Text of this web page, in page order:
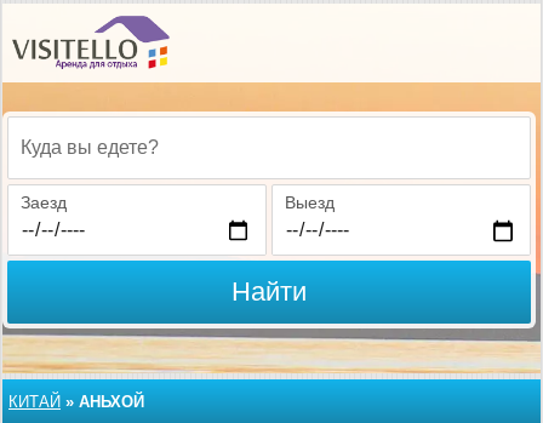
Куда вы едете?
Заезд Выезд
Найти
КИТАЙ » АНЬХОЙ